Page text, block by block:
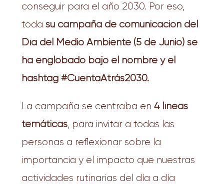
conseguir para el año 2030. Por eso,
todasu campaña de comunicación del
Día del Medio Ambiente (5 de Junio) se
ha englobado bajo el nombre y el
hashtag #CuentaAtrás2030.
La campaña se centraba en4 líneas
temáticas , para invitar a todas las
personas a reflexionar sobre la
importancia y el impacto que nuestras
actividades rutinarias del día a día